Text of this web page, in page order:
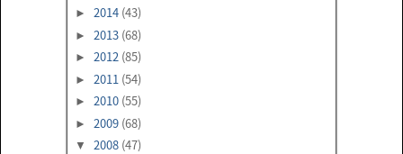
► 2014 (43)
► 2013 (68)
► 2012 (85)
► 2011 (54)
► 2010 (55)
► 2009 (68)
▼ 2008 (47)